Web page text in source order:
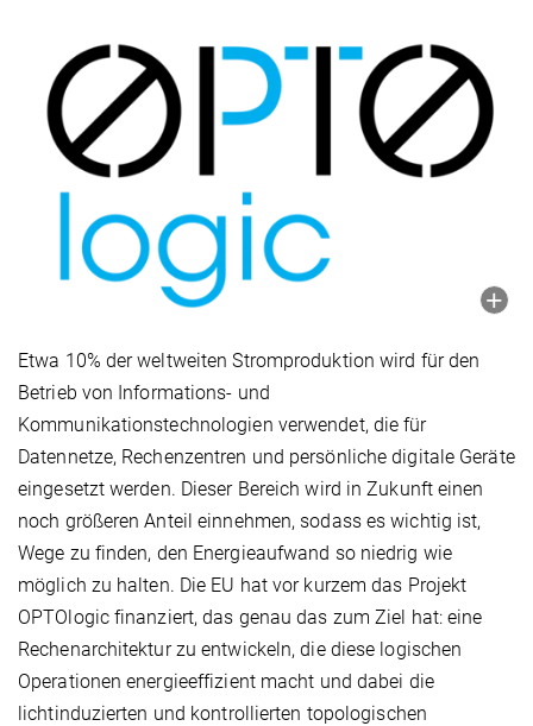
Etwa 10% der weltweiten Stromproduktion wird für den
Betrieb von Informations- und
Kommunikationstechnologien verwendet, die für
Datennetze, Rechenzentren und persönliche digitale Geräte
eingesetzt werden. Dieser Bereich wird in Zukunft einen
noch größeren Anteil einnehmen, sodass es wichtig ist,
Wege zu finden, den Energieaufwand so niedrig wie
möglich zu halten. Die EU hat vor kurzem das Projekt
OPTOlogic finanziert, das genau das zum Ziel hat: eine
Rechenarchitektur zu entwickeln, die diese logischen
Operationen energieeffizient macht und dabei die
lichtinduzierten und kontrollierten topologischen